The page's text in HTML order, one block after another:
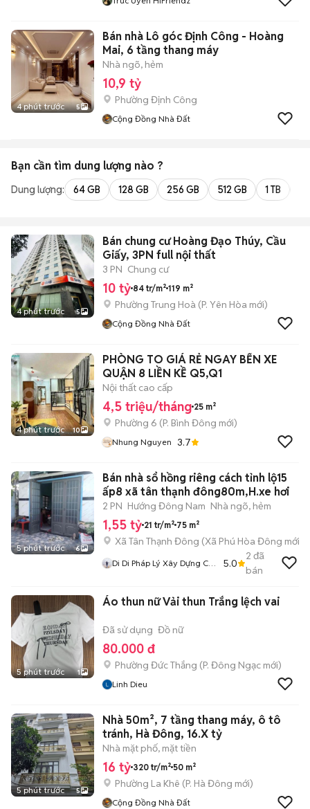
4 phút trước 5
Bán nhà Lô góc Định Công - Hoàng
Mai, 6 tầng thang máy
Nhà ngõ, hẻm
10,9 tỷ
Phường Định Công
Cộng Đồng Nhà Đất
Bạn cần tìm dung lượng nào ?
Dung lượng: 64 GB 128 GB 256 GB 512 GB 1 TB
4 phút trước 5
Bán chung cư Hoàng Đạo Thúy, Cầu
Giấy, 3PN full nội thất
3 PN Chung cư
10 tỷ 84 tr/m² 119 m²
Phường Trung Hoà (P. Yên Hòa mới)
Cộng Đồng Nhà Đất
4 phút trước 10
PHÒNG TO GIÁ RẺ NGAY BẾN XE
QUẬN 8 LIỀN KỀ Q5,Q1
Nội thất cao cấp
4,5 triệu/tháng 25 m²
Phường 6 (P. Bình Đông mới)
Nhung Nguyen 3.7
5 phút trước 6
Bán nhà sổ hồng riêng cách tỉnh lộ15
ấp8 xã tân thạnh đông80m,H.xe hơi
2 PN Hướng Đông Nam Nhà ngõ, hẻm
1,55 tỷ 21 tr/m² 75 m²
Xã Tân Thạnh Đông (Xã Phú Hòa Đông mới)
Di Di Pháp Lý Xây Dựng Củ
5.0
2 đã
bán
5 phút trước 1
Áo thun nữ Vải thun Trắng lệch vai
Đã sử dụng Đồ nữ
80.000 đ
Phường Đức Thắng (P. Đông Ngạc mới)
Linh Dieu
5 phút trước 5
Nhà 50m², 7 tầng thang máy, ô tô
tránh, Hà Đông, 16.X tỷ
Nhà mặt phố, mặt tiền
16 tỷ 320 tr/m² 50 m²
Phường La Khê (P. Hà Đông mới)
Cộng Đồng Nhà Đất